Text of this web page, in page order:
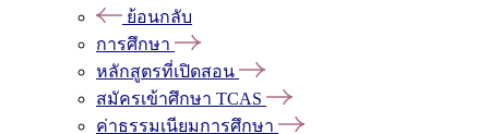
ย้อนกลับ
การศึกษา
หลักสูตรที่เปิดสอน
สมัครเข้าศึกษา TCAS
ค่าธรรมเนียมการศึกษา